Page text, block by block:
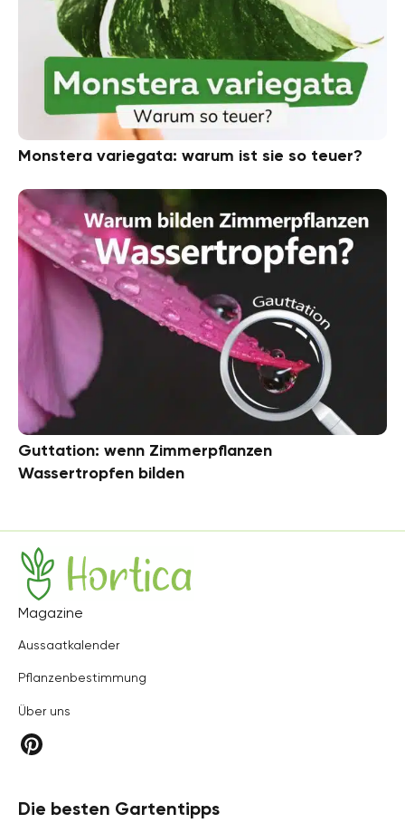
Monstera variegata: warum ist sie so teuer?
Guttation: wenn Zimmerpflanzen
Wassertropfen bilden
Hortica
Magazine
Aussaatkalender
Pflanzenbestimmung
Über uns
Die besten Gartentipps